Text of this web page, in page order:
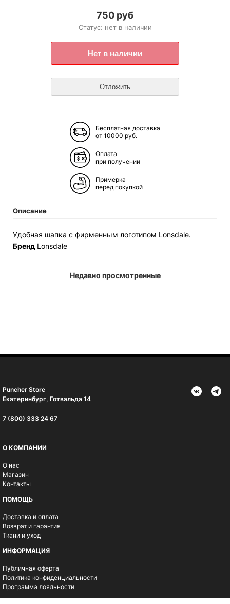
750 руб
Статус: нет в наличии
Бесплатная доставка
от 10000 руб.
Оплата
при получении
Примерка
перед покупкой
Описание
Удобная шапка с фирменным логотипом Lonsdale.
Бренд Lonsdale
Недавно просмотренные
Puncher Store
Екатеринбург, Готвальда 14
7 (800) 333 24 67
О КОМПАНИИ
О нас
Магазин
Контакты
ПОМОЩЬ
Доставка и оплата
Возврат и гарантия
Ткани и уход
ИНФОРМАЦИЯ
Публичная оферта
Политика конфиденциальности
Программа лояльности